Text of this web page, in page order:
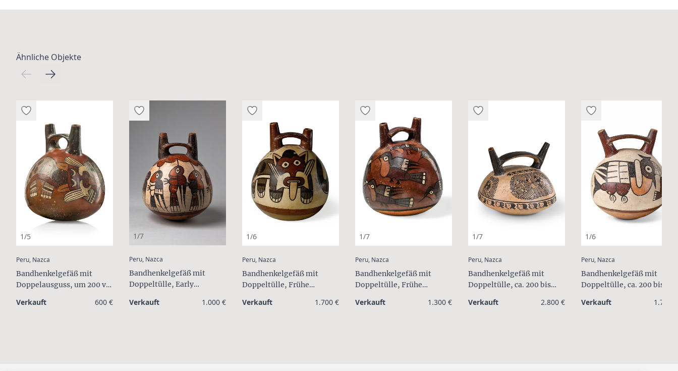
Ähnliche Objekte
1/5
Peru, Nazca
Bandhenkelgefäß mit
Doppelausguss, um 200 v.
Verkauft 600 €
1/7
Peru, Nazca
Bandhenkelgefäß mit
Doppeltülle, Early
Middle Nazca, ca. 100 bis
Verkauft 1.000 €
1/6
Peru, Nazca
Bandhenkelgefäß mit
Doppeltülle, Frühe
n.Chr.
Verkauft 1.700 €
1/7
Peru, Nazca
Bandhenkelgefäß mit
Doppeltülle, Frühe
n.Chr.
Verkauft 1.300 €
1/7
Peru, Nazca
Bandhenkelgefäß mit
Doppeltülle, ca. 200 bis
Verkauft 2.800 €
1/6
Peru, Nazca
Bandhenkelgefäß mit
Doppeltülle, ca. 200 bis
Verkauft 1.700 €